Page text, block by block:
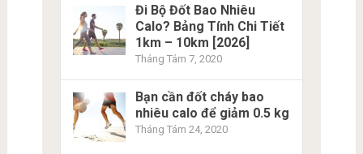
Đi Bộ Đốt Bao Nhiêu
Calo? Bảng Tính Chi Tiết
1km – 10km [2026]
Tháng Tám 7, 2020
Bạn cần đốt cháy bao
nhiêu calo để giảm 0.5 kg
Tháng Tám 24, 2020